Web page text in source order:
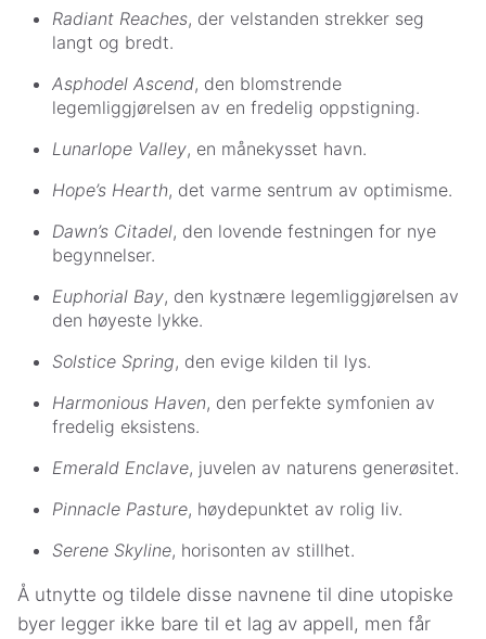
Radiant Reaches, der velstanden strekker seg
langt og bredt.
Asphodel Ascend, den blomstrende
legemliggjørelsen av en fredelig oppstigning.
Lunarlope Valley, en månekysset havn.
Hope’s Hearth, det varme sentrum av optimisme.
Dawn’s Citadel, den lovende festningen for nye
begynnelser.
Euphorial Bay, den kystnære legemliggjørelsen av
den høyeste lykke.
Solstice Spring, den evige kilden til lys.
Harmonious Haven, den perfekte symfonien av
fredelig eksistens.
Emerald Enclave, juvelen av naturens generøsitet.
Pinnacle Pasture, høydepunktet av rolig liv.
Serene Skyline, horisonten av stillhet.
Å utnytte og tildele disse navnene til dine utopiske
byer legger ikke bare til et lag av appell, men får